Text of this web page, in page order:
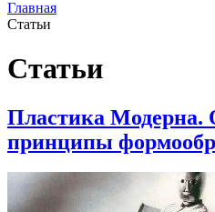
Главная
Статьи
Статьи
Пластика Модерна.
принципы